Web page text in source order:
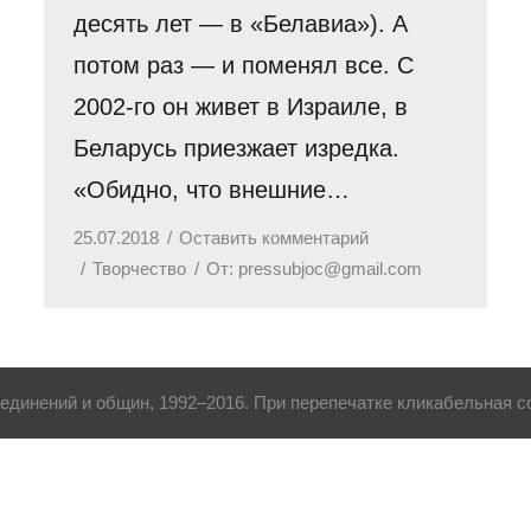
десять лет — в «Белавиа»). А
потом раз — и поменял все. С
2002-го он живет в Израиле, в
Беларусь приезжает изредка.
«Обидно, что внешние…
25.07.2018
Оставить комментарий
Творчество
От: pressubjoc@gmail.com
и общин, 1992–2016. При перепечатке кликабельная